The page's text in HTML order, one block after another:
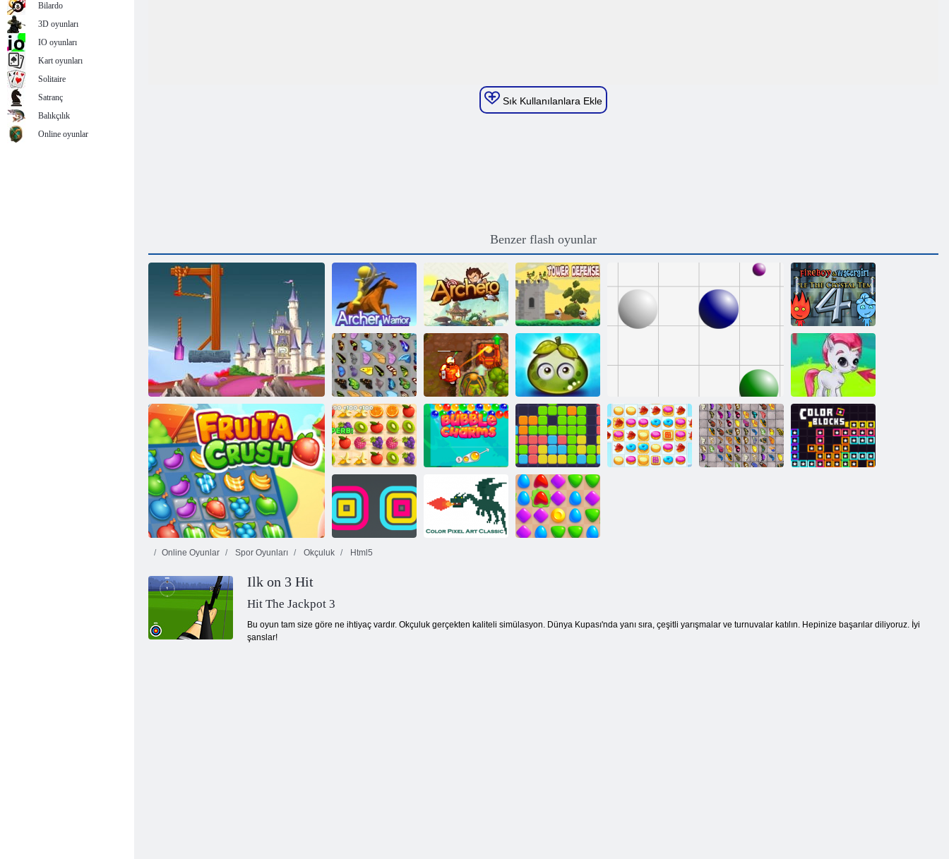
Sık Kullanılanlara Ekle
Benzer flash oyunlar
Okçuluk Şişe Vur
Okçu Savaşçı Archero
Kule Savunma
Kralı
Ateş ve Su 4
Kelebek Kyodai Lanetli Hazine 2
Macera sulu
meyveler
Kabarcık Gemes
Sulu çizgi
Kabarcık
Onbir onbir
Online Oyunlar Spor Oyunları Okçuluk Html5
Ilk on 3 Hit
Hit The Jackpot 3
Bu oyun tam size göre ne ihtiyaç vardır. Okçuluk gerçekten kaliteli simülasyon. Dünya Kupası'nda yanı sıra, çeşitli yarışmalar ve turnuvalar katılın. Hepinize başarılar diliyoruz. İyi
şanslar!
Bilardo
3D oyunları
IO oyunları
Kart oyunları
Solitaire
Satranç
Balıkçılık
Online oyunlar